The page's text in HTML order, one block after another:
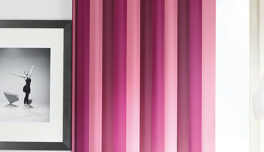
Zur Ausführung kommen Vertikaljalousien mit
Fabrikat LEHA.
Angebotenes Fabrikat:
Angebotener Typ:
Komplette Anlage, millimetergenaue Anfertigung in
Das sind die LEHA Benefits